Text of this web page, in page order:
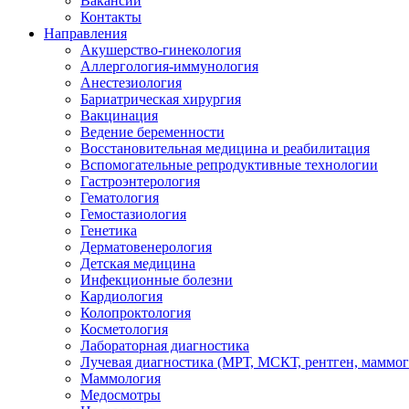
Контакты
Направления
Акушерство-гинекология
Аллергология-иммунология
Анестезиология
Бариатрическая хирургия
Вакцинация
Ведение беременности
Восстановительная медицина и реабилитация
Вспомогательные репродуктивные технологии
Гастроэнтерология
Гематология
Гемостазиология
Генетика
Дерматовенерология
Детская медицина
Инфекционные болезни
Кардиология
Колопроктология
Косметология
Лабораторная диагностика
Лучевая диагностика (МРТ, МСКТ, рентген,
Маммология
Медосмотры